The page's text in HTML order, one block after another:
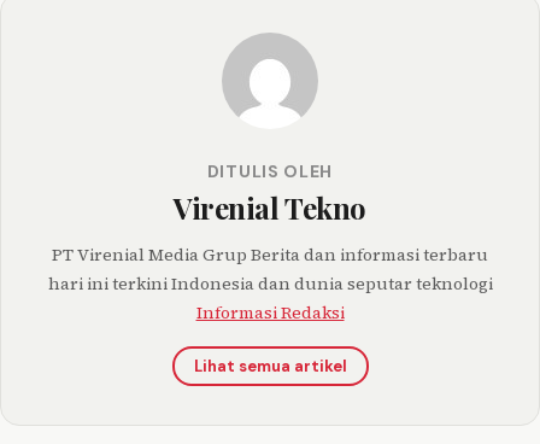
DITULIS OLEH
Virenial Tekno
PT Virenial Media Grup Berita dan informasi terbaru
hari ini terkini Indonesia dan dunia seputar teknologi
Informasi Redaksi
Lihat semua artikel